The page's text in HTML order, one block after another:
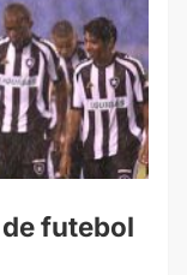
futebol